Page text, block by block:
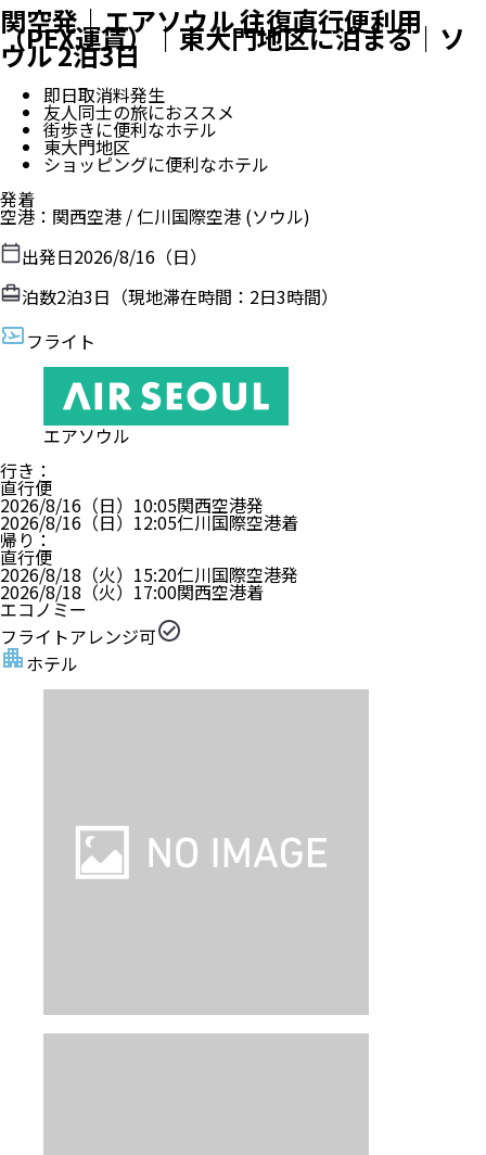
関空発｜エアソウル 往復直行便利用
（PEX運賃）｜東大門地区に泊まる｜ソ
ウル 2泊3日
即日取消料発生
友人同士の旅におススメ
街歩きに便利なホテル
東大門地区
ショッピングに便利なホテル
発着
空港 ： 関西空港 /仁川国際空港 (ソウル)
出発日2026/8/16（日）
泊数2泊3日（現地滞在時間： 2日3時間）
フライト
エアソウル
行き ：
直行便
2026/8/16（日） 10:05関西空港発
2026/8/16（日） 12:05仁川国際空港着
帰り ：
直行便
2026/8/18（火） 15:20仁川国際空港発
2026/8/18（火） 17:00関西空港着
エコノミー
フライトアレンジ可
ホテル